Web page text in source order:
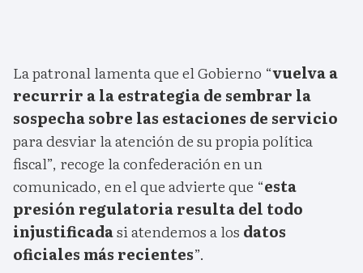
La patronal lamenta que el Gobierno “vuelva a
recurrir a la estrategia de sembrar la
sospecha sobre las estaciones de servicio
para desviar la atención de su propia política
fiscal”, recoge la confederación en un
comunicado, en el que advierte que “esta
presión regulatoria resulta del todo
injustificadasi atendemos a los datos
oficiales más recientes”.